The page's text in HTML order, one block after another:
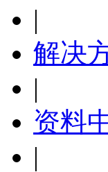
|
解决
|
资料
|